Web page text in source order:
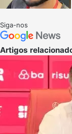
Siga-nos
Artigos